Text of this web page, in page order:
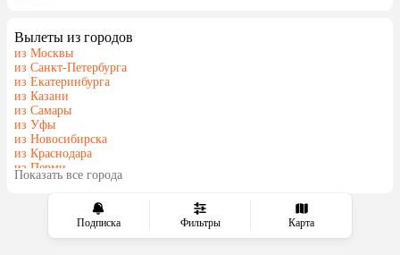
Подписка Фильтры Карта
Вылеты из городов
из Москвы
из Санкт-Петербурга
из Екатеринбурга
из Казани
из Самары
из Уфы
из Новосибирска
из Краснодара
из Перми
из Сочи
Показать все города